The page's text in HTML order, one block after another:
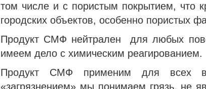
том числе и с пористым покрытием, что
городских объектов, особенно пористых
Продукт СМФ нейтрален для любых
имеем дело с химическим реагированием.
Продукт СМФ применим для всех
«загрязнением» мы понимаем грязь, не